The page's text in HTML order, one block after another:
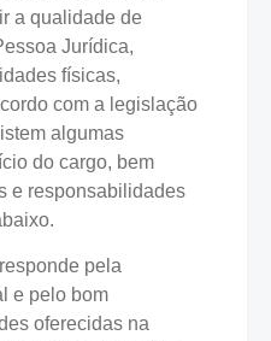
a qualidade de
Jurídica,
físicas,
com a legislação
algumas
do cargo, bem
e responsabilidades
pela
e pelo bom
oferecidas na